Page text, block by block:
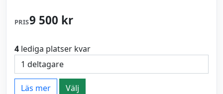
PRIS9 500 kr
4 lediga platser kvar
Läs mer Välj